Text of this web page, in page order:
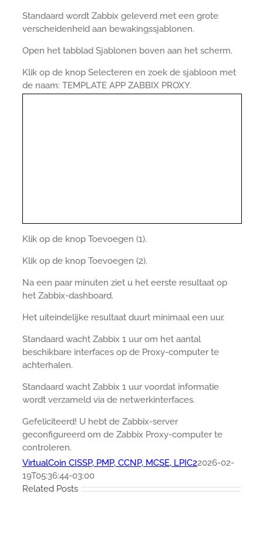
Standaard wordt Zabbix geleverd met een grote
verscheidenheid aan bewakingssjablonen.
Open het tabblad Sjablonen boven aan het scherm.
Klik op de knop Selecteren en zoek de sjabloon met
de naam: TEMPLATE APP ZABBIX PROXY.
Klik op de knop Toevoegen (1).
Klik op de knop Toevoegen (2).
Na een paar minuten ziet u het eerste resultaat op
het Zabbix-dashboard.
Het uiteindelijke resultaat duurt minimaal een uur.
Standaard wacht Zabbix 1 uur om het aantal
beschikbare interfaces op de Proxy-computer te
achterhalen.
Standaard wacht Zabbix 1 uur voordat informatie
wordt verzameld via de netwerkinterfaces.
Gefeliciteerd! U hebt de Zabbix-server
geconfigureerd om de Zabbix Proxy-computer te
controleren.
VirtualCoin CISSP, PMP, CCNP, MCSE, LPIC22026-02-
19T05:36:44-03:00
Related Posts